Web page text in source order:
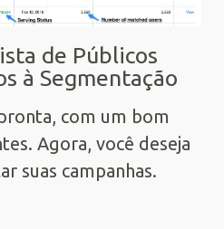
de Públicos
à Segmentação
com um bom
Agora, você deseja
suas campanhas.